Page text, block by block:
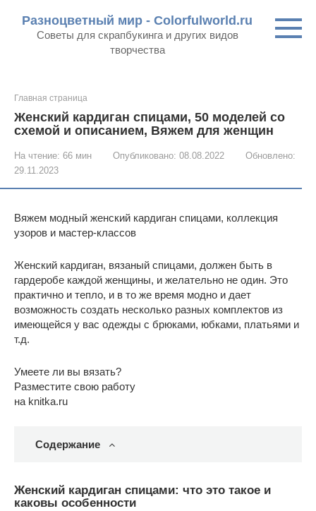
контенту
Разноцветный мир - Colorfulworld.ru
Советы для скрапбукинга и других видов
творчества
Главная страница
Женский кардиган спицами, 50 моделей со
схемой и описанием, Вяжем для женщин
На чтение: 66 мин Опубликовано: 08.08.2022
Обновлено:
29.11.2023
Вяжем модный женский кардиган спицами, коллекция
узоров и мастер-классов
Женский кардиган, вязаный спицами, должен быть в
гардеробе каждой женщины, и желательно не один. Это
практично и тепло, и в то же время модно и дает
возможность создать несколько разных комплектов из
имеющейся у вас одежды с брюками, юбками, платьями и
т.д.
Умеете ли вы вязать?
Разместите свою работу
на knitka.ru
Содержание
Женский кардиган спицами: что это такое и
каковы особенности